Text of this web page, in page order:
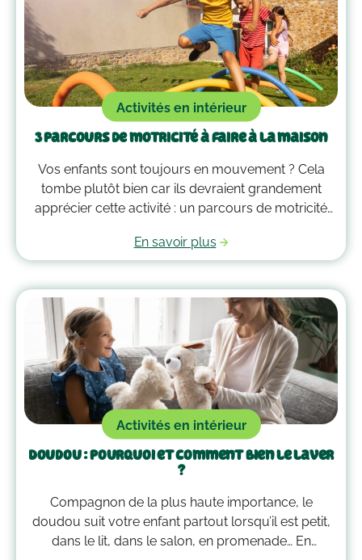
Activités en intérieur
3 parcours de motricité à faire à la maison
Vos enfants sont toujours en mouvement ? Cela
tombe plutôt bien car ils devraient grandement
apprécier cette activité : un parcours de motricité
qui vous guideront pour savoir comment faire un
parcours de motricité à la maison !
En savoir plus
Activités en intérieur
Doudou : pourquoi et comment bien le laver
?
Compagnon de la plus haute importance, le
doudou suit votre enfant partout lorsqu’il est petit,
dans le lit, dans le salon, en promenade… En